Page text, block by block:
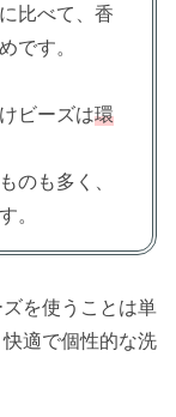
比べて、香
です。
ビーズは環
のも多く、
。
を使うことは単
適で個性的な洗